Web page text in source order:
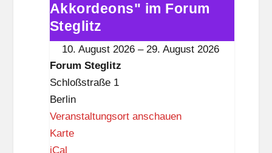
i
t
z
„600
Akkordeons"
im
Akkordeons" im Forum
Steglitz
10. August 2026 – 29. August 2026
Forum Steglitz
Schloßstraße 1
Berlin
Veranstaltungsort anschauen
KarteF
iCal